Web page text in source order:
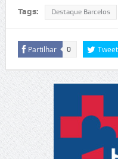
Tags: Destaque Barcelos
Partilhar 0 Tweet